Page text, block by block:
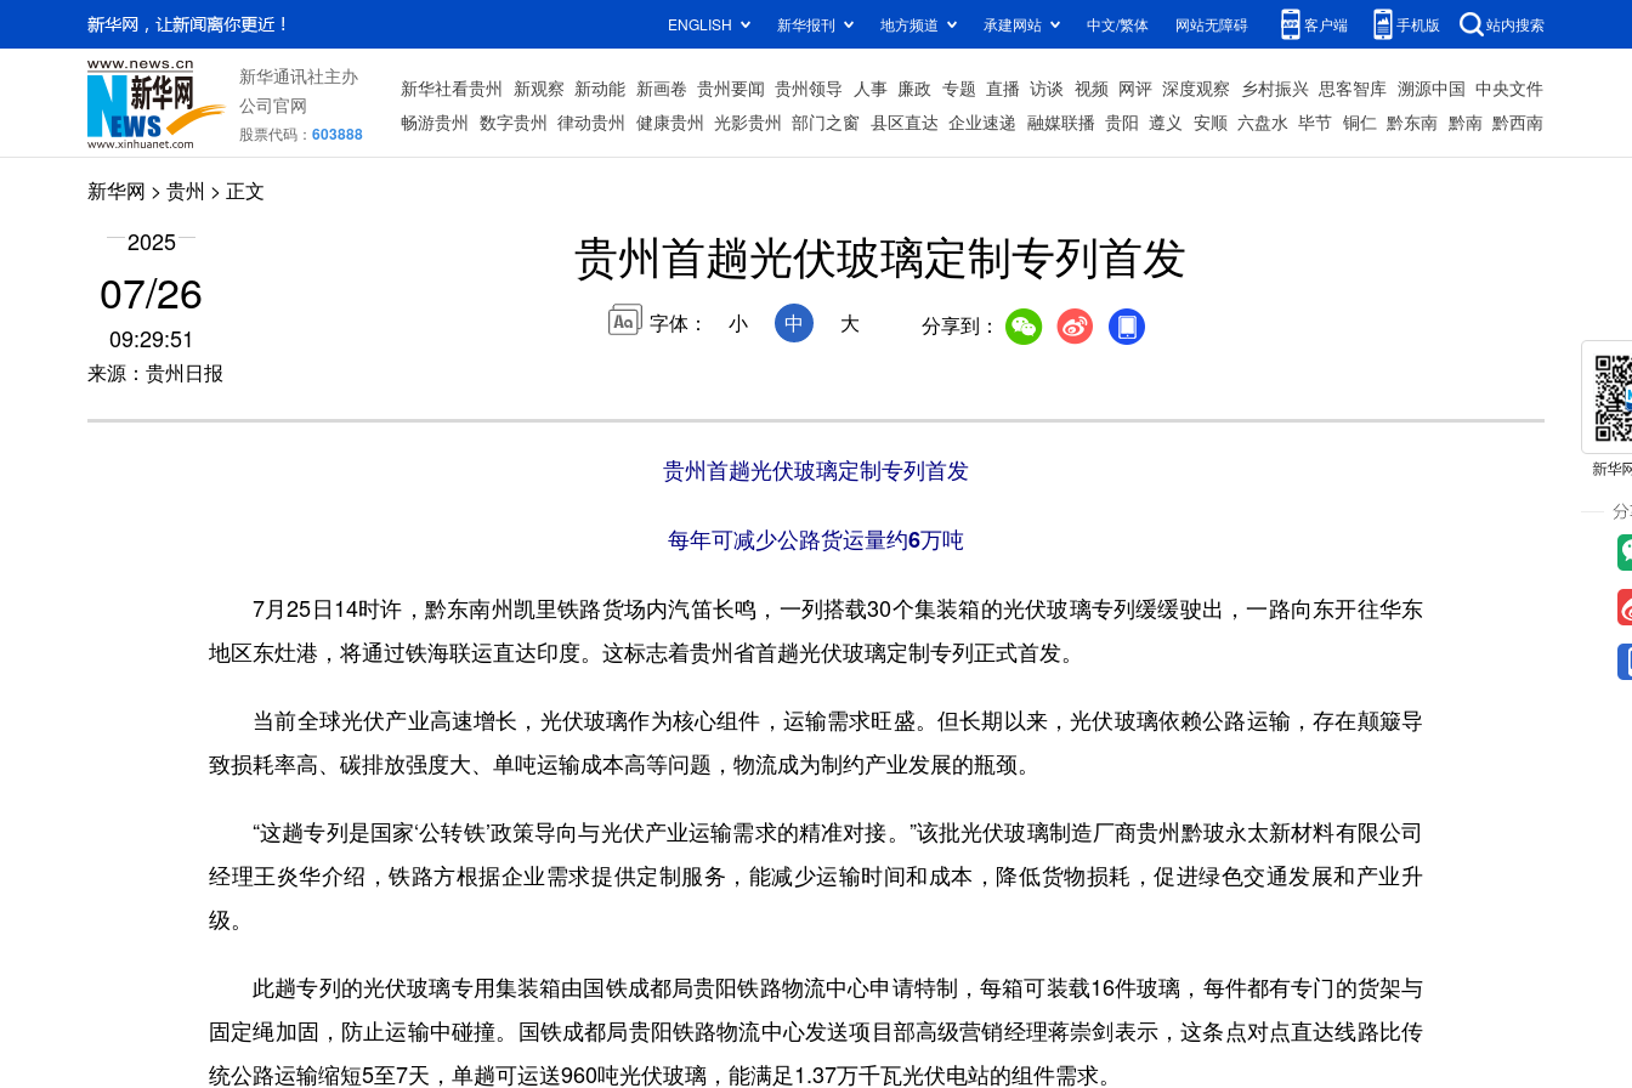
ENGLISH 新华报刊 地方频道 承建网站 中文/繁体 网站无障碍 客户端 手机版 站内搜索
新华通讯社主办
公司官网
股票代码： 603888
新华社看贵州 新观察 新动能 新画卷 贵州要闻 贵州领导 人事 廉政 专题 直播 访谈 视频 网评 深度观察 乡村振兴 思客智库 溯源中国 中央文件
畅游贵州 数字贵州 律动贵州 健康贵州 光影贵州 部门之窗 县区直达 企业速递 融媒联播 贵阳 遵义 安顺 六盘水 毕节 铜仁 黔东南 黔南 黔西南
新华网 > 贵州 > 正文
2025
07/26
09:29:51
来源：贵州日报
贵州首趟光伏玻璃定制专列首发
字体： 小 中 大 分享到：
贵州首趟光伏玻璃定制专列首发
每年可减少公路货运量约6万吨
7月25日14时许，黔东南州凯里铁路货场内汽笛长鸣，一列搭载30个集装箱的光伏玻璃专列缓缓驶出，一路向东开往华东
地区东灶港，将通过铁海联运直达印度。这标志着贵州省首趟光伏玻璃定制专列正式首发。
当前全球光伏产业高速增长，光伏玻璃作为核心组件，运输需求旺盛。但长期以来，光伏玻璃依赖公路运输，存在颠簸导
致损耗率高、碳排放强度大、单吨运输成本高等问题，物流成为制约产业发展的瓶颈。
“这趟专列是国家‘公转铁’政策导向与光伏产业运输需求的精准对接。”该批光伏玻璃制造厂商贵州黔玻永太新材料有限公司
经理王炎华介绍，铁路方根据企业需求提供定制服务，能减少运输时间和成本，降低货物损耗，促进绿色交通发展和产业升
级。
此趟专列的光伏玻璃专用集装箱由国铁成都局贵阳铁路物流中心申请特制，每箱可装载16件玻璃，每件都有专门的货架与
固定绳加固，防止运输中碰撞。国铁成都局贵阳铁路物流中心发送项目部高级营销经理蒋崇剑表示，这条点对点直达线路比传
统公路运输缩短5至7天，单趟可运送960吨光伏玻璃，能满足1.37万千瓦光伏电站的组件需求。